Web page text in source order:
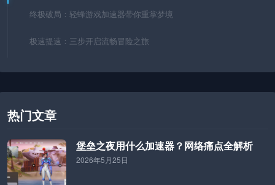
终极破局：轻蜂游戏加速器带你重掌梦境
极速提速：三步开启流畅冒险之旅
热门文章
堡垒之夜用什么加速器？网络痛点全解析
2026年5月25日